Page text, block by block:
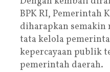
BPK RI, Pemerintah
diharapkan
tata kelola
kepercayaan publik
pemerintah daerah.